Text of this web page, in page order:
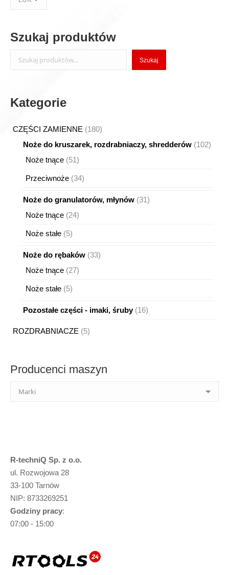
Szukaj produktów
Szukaj
Kategorie
CZĘŚCI ZAMIENNE 180180
produktów
Noże do kruszarek, rozdrabniaczy, shredderów 102102
Noże tnące 5151
Przeciwnoże 3434
Noże do granulatorów, młynów 3131
Noże tnące 2424
Noże stałe 55
Noże do rębaków 3333
Noże tnące 2727
Noże stałe 55
Pozostałe części - imaki, śruby 1616
ROZDRABNIACZE
55
Producenci maszyn
R-techniQ Sp. z o.o.
ul. Rozwojowa 28
33-100 Tarnów
NIP: 8733269251
Godziny pracy:
07:00 - 15:00